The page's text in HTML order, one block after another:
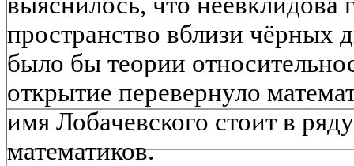
пространство вблизи чёрных
было бы теории
открытие перевернуло
имя Лобачевского стоит в
математиков.